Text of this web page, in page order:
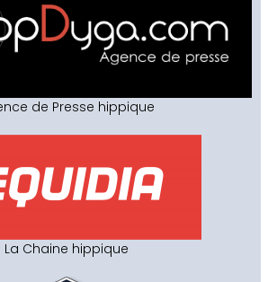
de Presse hippique
La Chaine hippique